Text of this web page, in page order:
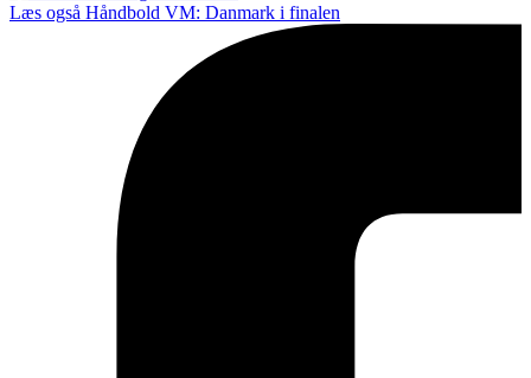
Læs også Håndbold VM: Danmark i finalen